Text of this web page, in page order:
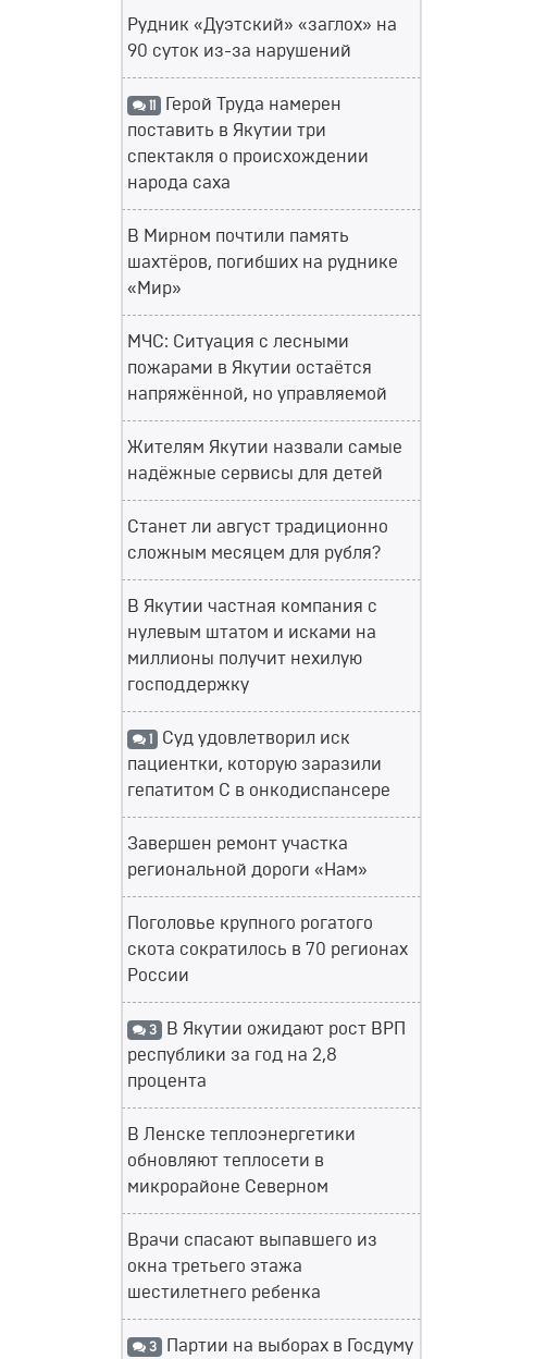
Рудник «Дуэтский» «заглох» на
90 суток из-за нарушений
11 Герой Труда намерен
поставить в Якутии три
спектакля о происхождении
народа саха
В Мирном почтили память
шахтёров, погибших на руднике
«Мир»
МЧС: Ситуация с лесными
пожарами в Якутии остаётся
напряжённой, но управляемой
Жителям Якутии назвали самые
надёжные сервисы для детей
Станет ли август традиционно
сложным месяцем для рубля?
В Якутии частная компания с
нулевым штатом и исками на
миллионы получит нехилую
господдержку
1 Суд удовлетворил иск
пациентки, которую заразили
гепатитом С в онкодиспансере
Завершен ремонт участка
региональной дороги «Нам»
Поголовье крупного рогатого
скота сократилось в 70 регионах
России
3 В Якутии ожидают рост ВРП
республики за год на 2,8
процента
В Ленске теплоэнергетики
обновляют теплосети в
микрорайоне Северном
Врачи спасают выпавшего из
окна третьего этажа
шестилетнего ребенка
3 Партии на выборах в Госдуму